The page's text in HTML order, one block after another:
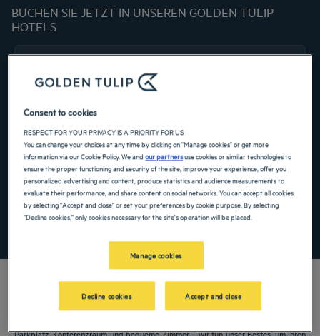
BUCHEN SIE JETZT IN UNSEREN GOLDEN TULIP
HOTELS
Navigate forward to interact with the calendar and select a date. Press the
Navigate backward to interact with the
FINDEN SIE EIN HOTEL
Spezialcode hinzufügen
Parkplatz, Konferenzraum und bequeme Zimmer – wir tun unser Bestes, um Ihren
Consent to cookies
RESPECT FOR YOUR PRIVACY IS A PRIORITY FOR US
You can change your choices at any time by clicking on "Manage cookies" or get more
information via our Cookie Policy. We andour partnersuse cookies or similar technologies to
ensure the proper functioning and security of the site, improve your experience, offer you
personalized advertising and content, produce statistics and audience measurements to
evaluate their performance, and share content on social networks. You can accept all cookies
by selecting "Accept and close" or set your preferences by cookie purpose. By selecting
"Decline cookies," only cookies necessary for the site's operation will be placed.
Manage cookies
Decline cookies Accept and close